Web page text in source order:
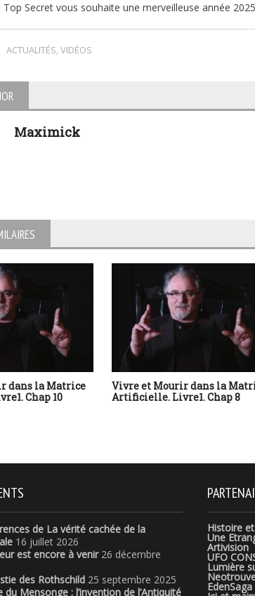
Secret vous souhaite une merveilleuse année
ACTUALITÉS,VIDÉOS
Maximick
dans la Matrice
Chap 10
Vivre et Mourir dans la
Artificielle. Livre1. Chap 8
de La vérité cachée de la
16 juillet 2026
est encore à venir 26 décembre
des Rothschild 25 septembre 2025
du Mensonge : l’invention de l’Antiquité
Histoire
Une
Artivision
UFO
Lumière
EdenSaga